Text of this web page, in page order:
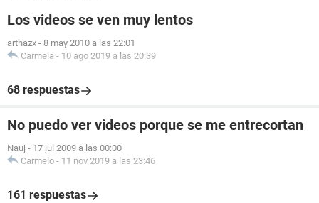
Los videos se ven muy lentos
arthazx - 8 may 2010 a las 22:01
Carmela - 10 ago 2019 a las 20:39
68 respuestas
No puedo ver videos porque se me entrecortan
Nauj - 17 jul 2009 a las 00:00
Carmelo - 11 nov 2019 a las 23:46
161 respuestas